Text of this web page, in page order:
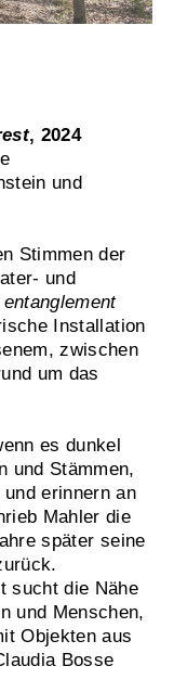
, 2024
und
Stimmen der
und
entanglement
Installation
zwischen
um das
es dunkel
und Stämmen,
erinnern an
Mahler die
später seine
sucht die Nähe
und Menschen,
Objekten aus
Bosse